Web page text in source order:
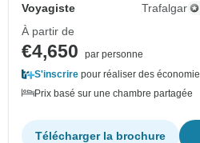
Voyagiste
Trafalgar
À partir de
€4,650
par personne
S'inscrire pour réaliser des
Prix basé sur une chambre partagée
Télécharger la brochure